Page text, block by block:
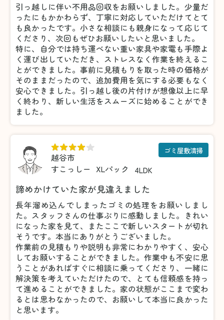
引っ越しに伴い不用品回収をお願いしました。少量だ
ったにもかかわらず、丁寧に対応していただけてとて
も良かったです。小さな相談にも親身になって応じて
くださり、次回もぜひお願いしたいと思いました。
特に、自分では持ち運べない重い家具や家電も手際よ
く運び出していただき、ストレスなく作業を終えるこ
とができました。事前に見積もりを取った時の価格が
そのままだったので、追加費用を気にする必要もなく
安心できました。引っ越し後の片付けが想像以上に早
く終わり、新しい生活をスムーズに始めることができ
ました。
越谷市
すこっしー
XLパック 4LDK
ゴミ屋敷清掃
諦めかけていた家が見違えました
長年溜め込んでしまったゴミの処理をお願いしまし
た。スタッフさんの仕事ぶりに感動しました。きれい
になった家を見て、またここで新しいスタートが切れ
そうです。本当にありがとうございました。
作業前の見積もりや説明も非常にわかりやすく、安心
してお願いすることができました。作業中も不安に思
うことがあればすぐに相談に乗ってくださり、一緒に
解決策を考えていただけたので、とても信頼感を持っ
て進めることができました。家の状態がここまで変わ
るとは思わなかったので、お願いして本当に良かった
と思います。